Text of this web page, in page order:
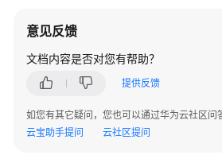
布
式
8.x）
开
意见反馈
文档内容是否对您有帮助？
提供反馈
如您有其它疑问，您也可以通过华为云社区问
云宝助手提问
云社区提问